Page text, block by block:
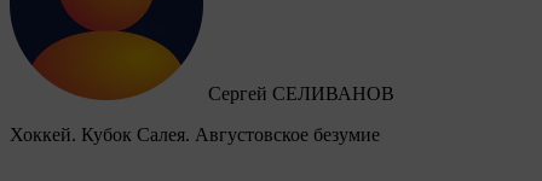
Сергей СЕЛИВАНОВ
Хоккей. Кубок Салея. Августовское безумие